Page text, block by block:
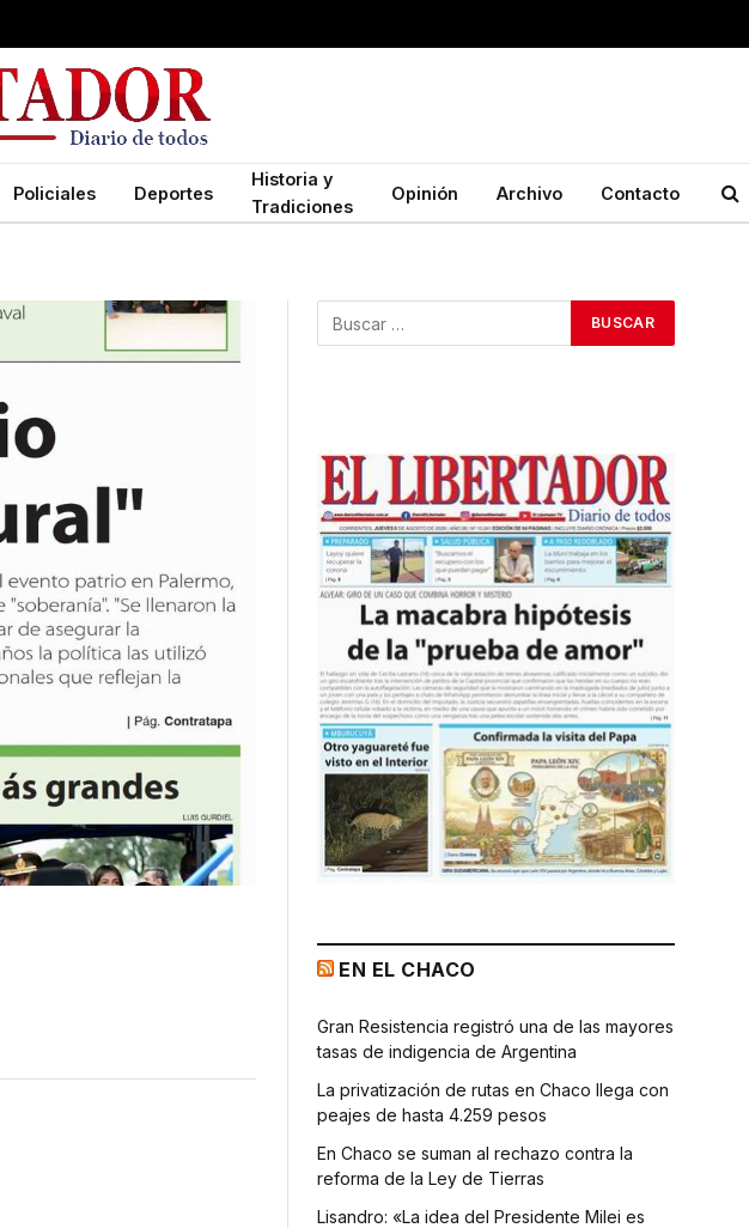
Policiales Deportes
Historia y
Tradiciones
Opinión Archivo Contacto
EN EL CHACO
Gran Resistencia registró una de las mayores
tasas de indigencia de Argentina
La privatización de rutas en Chaco llega con
peajes de hasta 4.259 pesos
En Chaco se suman al rechazo contra la
reforma de la Ley de Tierras
Lisandro: «La idea del Presidente Milei es